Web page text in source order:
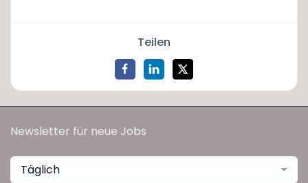
Teilen
Newsletter für neue Jobs
Täglich